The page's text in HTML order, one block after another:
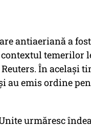
antiaeriană a
temerilor
În același
au emis ordine
urmăresc